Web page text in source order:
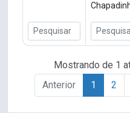
Mostrando de 1
Anterior
1 2